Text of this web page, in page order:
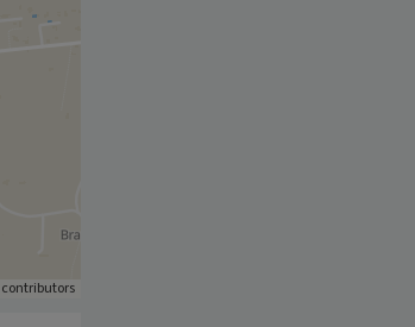
contributors